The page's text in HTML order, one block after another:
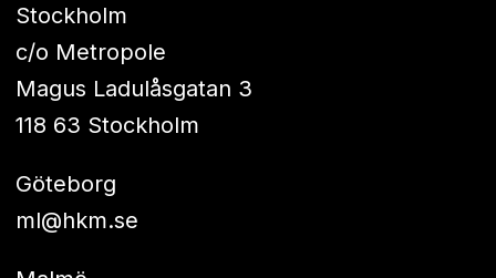
Stockholm
c/o Metropole
Magus Ladulåsgatan 3
118 63 Stockholm
Göteborg
ml@hkm.se